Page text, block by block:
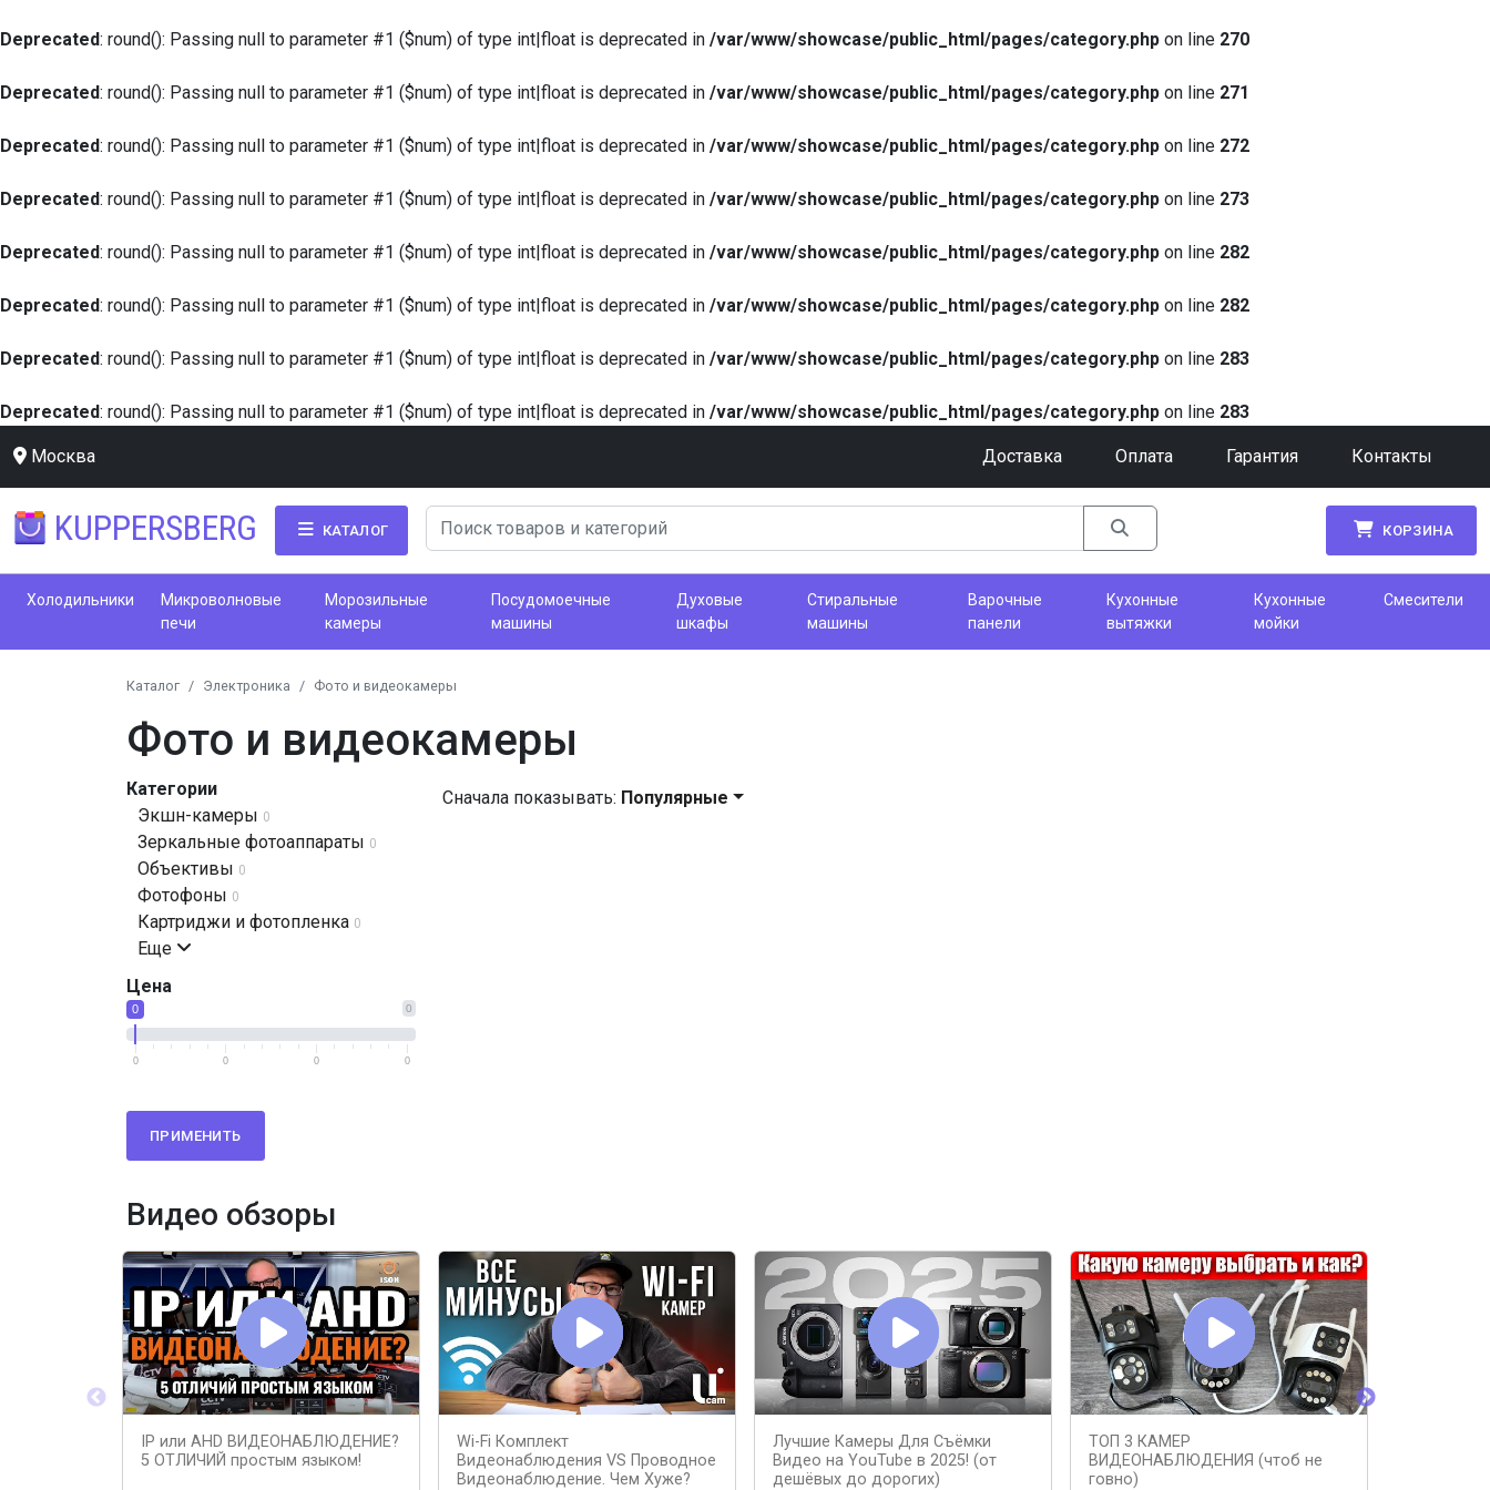
Deprecated: round(): Passing null to parameter #1 ($num) of type int|float is deprecated in /var/www/showcase/public_html/pages/category.php on line 270
Deprecated: round(): Passing null to parameter #1 ($num) of type int|float is deprecated in /var/www/showcase/public_html/pages/category.php on line 271
Deprecated: round(): Passing null to parameter #1 ($num) of type int|float is deprecated in /var/www/showcase/public_html/pages/category.php on line 272
Deprecated: round(): Passing null to parameter #1 ($num) of type int|float is deprecated in /var/www/showcase/public_html/pages/category.php on line 273
Deprecated: round(): Passing null to parameter #1 ($num) of type int|float is deprecated in /var/www/showcase/public_html/pages/category.php on line 282
Deprecated: round(): Passing null to parameter #1 ($num) of type int|float is deprecated in /var/www/showcase/public_html/pages/category.php on line 282
Deprecated: round(): Passing null to parameter #1 ($num) of type int|float is deprecated in /var/www/showcase/public_html/pages/category.php on line 283
Deprecated: round(): Passing null to parameter #1 ($num) of type int|float is deprecated in /var/www/showcase/public_html/pages/category.php on line 283
Москва Доставка Оплата Гарантия Контакты
KUPPERSBERG КАТАЛОГ КОРЗИНА
Холодильники
Микроволновые
печи
Морозильные
камеры
Посудомоечные
машины
Духовые
шкафы
Стиральные
машины
Варочные
панели
Кухонные
вытяжки
Кухонные
мойки
Смесители
Каталог Электроника Фото и видеокамеры
Фото и видеокамеры
Категории
Экшн-камеры 0
Зеркальные фотоаппараты 0
Объективы 0
Фотофоны 0
Картриджи и фотопленка 0
Еще
Цена
0
0
0 0 0 0
ПРИМЕНИТЬ
Сначала показывать: Популярные
Видео обзоры
IP или AHD ВИДЕОНАБЛЮДЕНИЕ?
5 ОТЛИЧИЙ простым языком!
Wi-Fi Комплект
Видеонаблюдения VS Проводное
Видеонаблюдение. Чем Хуже?
Лучшие Камеры Для Съёмки
Видео на YouTube в 2025! (от
дешёвых до дорогих)
ТОП 3 КАМЕР
ВИДЕОНАБЛЮДЕНИЯ (чтоб не
говно)